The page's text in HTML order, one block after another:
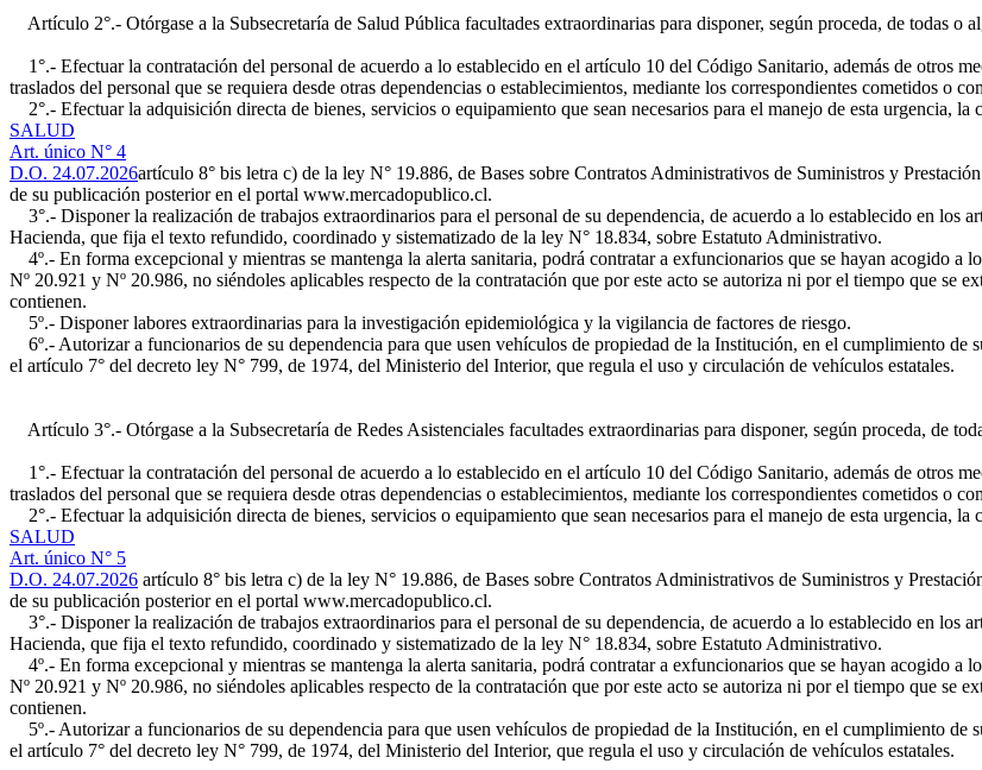
Artículo 2°.- Otórgase a la Subsecretaría de Salud Pública facultades extraordinarias para disponer, según proceda, de todas o
1°.- Efectuar la contratación del personal de acuerdo a lo establecido en el artículo 10 del Código Sanitario, además de otros
traslados del personal que se requiera desde otras dependencias o establecimientos, mediante los correspondientes cometidos o
2°.- Efectuar la adquisición directa de bienes, servicios o equipamiento que sean necesarios para el manejo de esta urgencia, la
SALUD
Art. único N° 4
D.O. 24.07.2026artículo 8° bis letra c) de la ley N° 19.886, de Bases sobre Contratos Administrativos de Suministros y
de su publicación posterior en el portal www.mercadopublico.cl.
3°.- Disponer la realización de trabajos extraordinarios para el personal de su dependencia, de acuerdo a lo establecido en
Hacienda, que fija el texto refundido, coordinado y sistematizado de la ley N° 18.834, sobre Estatuto Administrativo.
4º.- En forma excepcional y mientras se mantenga la alerta sanitaria, podrá contratar a exfuncionarios que se hayan acogido a
Nº 20.921 y Nº 20.986, no siéndoles aplicables respecto de la contratación que por este acto se autoriza ni por el tiempo que se
contienen.
5º.- Disponer labores extraordinarias para la investigación epidemiológica y la vigilancia de factores de riesgo.
6º.- Autorizar a funcionarios de su dependencia para que usen vehículos de propiedad de la Institución, en el cumplimiento
el artículo 7° del decreto ley N° 799, de 1974, del Ministerio del Interior, que regula el uso y circulación de vehículos estatales.
Artículo 3°.- Otórgase a la Subsecretaría de Redes Asistenciales facultades extraordinarias para disponer, según proceda, de
1°.- Efectuar la contratación del personal de acuerdo a lo establecido en el artículo 10 del Código Sanitario, además de otros
traslados del personal que se requiera desde otras dependencias o establecimientos, mediante los correspondientes cometidos o
2°.- Efectuar la adquisición directa de bienes, servicios o equipamiento que sean necesarios para el manejo de esta urgencia, la
SALUD
Art. único N° 5
D.O. 24.07.2026 artículo 8° bis letra c) de la ley N° 19.886, de Bases sobre Contratos Administrativos de Suministros y
de su publicación posterior en el portal www.mercadopublico.cl.
3°.- Disponer la realización de trabajos extraordinarios para el personal de su dependencia, de acuerdo a lo establecido en
Hacienda, que fija el texto refundido, coordinado y sistematizado de la ley N° 18.834, sobre Estatuto Administrativo.
4º.- En forma excepcional y mientras se mantenga la alerta sanitaria, podrá contratar a exfuncionarios que se hayan acogido a
Nº 20.921 y Nº 20.986, no siéndoles aplicables respecto de la contratación que por este acto se autoriza ni por el tiempo que se
contienen.
5º.- Autorizar a funcionarios de su dependencia para que usen vehículos de propiedad de la Institución, en el cumplimiento
el artículo 7° del decreto ley N° 799, de 1974, del Ministerio del Interior, que regula el uso y circulación de vehículos estatales.